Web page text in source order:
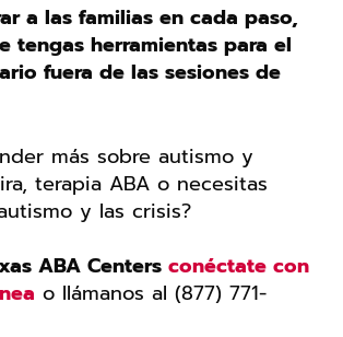
a las familias en cada paso,
tengas herramientas para el
fuera de las sesiones de
más sobre autismo y
terapia ABA o necesitas
y las crisis?
ABA Centers conéctate con
o llámanos al (877) 771-